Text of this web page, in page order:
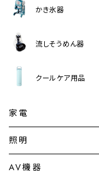
かき氷器
流しそうめん器
クールケア用品
家電
加湿器・空気清浄機
照明
シーリングライト
AV機器